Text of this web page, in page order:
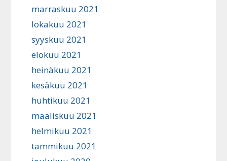
marraskuu 2021
lokakuu 2021
syyskuu 2021
elokuu 2021
heinäkuu 2021
kesäkuu 2021
huhtikuu 2021
maaliskuu 2021
helmikuu 2021
tammikuu 2021